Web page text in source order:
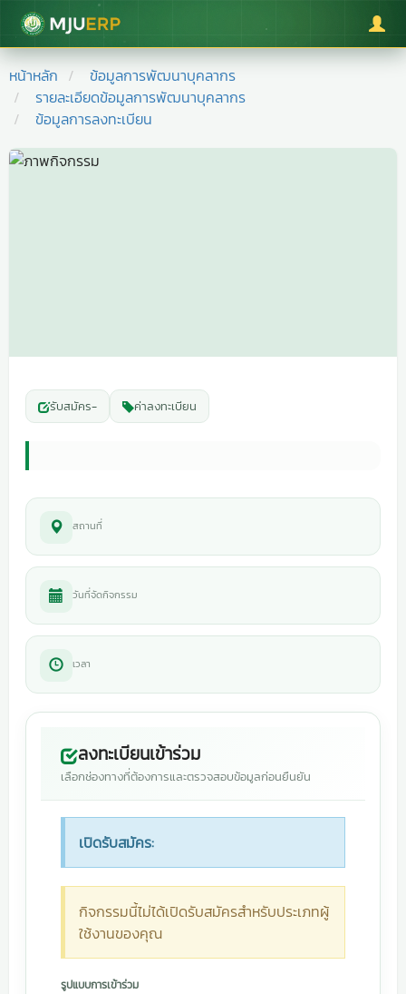
มหาวิทยาลัยแม่โจ้
หน้าหลัก
ข้อมูลการพัฒนาบุคลากร
รายละเอียดข้อมูลการพัฒนาบุคลากร
ข้อมูลการลงทะเบียน
รับสมัคร- ค่าลงทะเบียน
สถานที่
วันที่จัดกิจกรรม
เวลา
ลงทะเบียนเข้าร่วม
เลือกช่องทางที่ต้องการและตรวจสอบข้อมูลก่อนยืนยัน
เปิดรับสมัคร:
กิจกรรมนี้ไม่ได้เปิดรับสมัครสำหรับประเภทผู้
ใช้งานของคุณ
รูปแบบการเข้าร่วม